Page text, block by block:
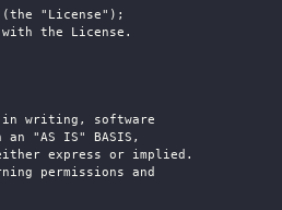
(the "License");
the License.
in writing, software
"AS IS" BASIS,
either express or implied.
permissions and